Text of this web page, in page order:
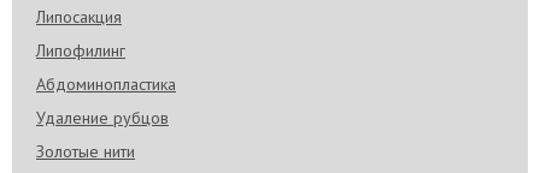
Липосакция
Липофилинг
Абдоминопластика
Удаление рубцов
Золотые нити